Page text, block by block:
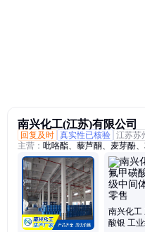
南兴化工(江苏)有限公司
回复及时 真实性已核验 江苏苏
主营： 吡咯酯、藜芦酮、麦芽酚
基香豆素、6-氰基-2-萘酚、5-甲
乙烷、铃兰醛、吴茱萸碱、聚谷
南兴化工
酸银 工